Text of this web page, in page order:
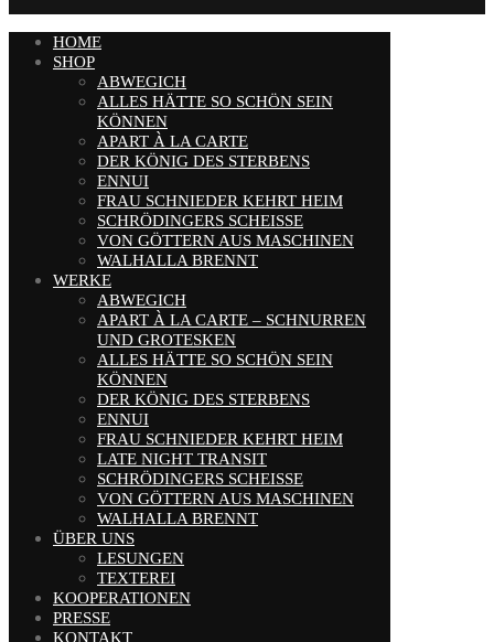
HOME
SHOP
ABWEGICH
ALLES HÄTTE SO SCHÖN SEIN
KÖNNEN
APART À LA CARTE
DER KÖNIG DES STERBENS
ENNUI
FRAU SCHNIEDER KEHRT HEIM
SCHRÖDINGERS SCHEISSE
VON GÖTTERN AUS MASCHINEN
WALHALLA BRENNT
WERKE
ABWEGICH
APART À LA CARTE – SCHNURREN
UND GROTESKEN
ALLES HÄTTE SO SCHÖN SEIN
KÖNNEN
DER KÖNIG DES STERBENS
ENNUI
FRAU SCHNIEDER KEHRT HEIM
LATE NIGHT TRANSIT
SCHRÖDINGERS SCHEISSE
VON GÖTTERN AUS MASCHINEN
WALHALLA BRENNT
ÜBER UNS
LESUNGEN
TEXTEREI
KOOPERATIONEN
PRESSE
KONTAKT